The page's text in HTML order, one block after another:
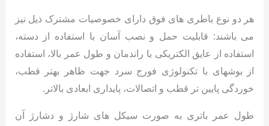
هر دو نوع باطری های فوق دارای خصوصیات مشترک ذیل نیز
می باشند: قابلیت حمل و نصب آسان با استفاده از دسته،
استفاده از عایق الکتریکی با راندمان و طول عمر بالا، استفاده
از بوشهای با تکنولوژی فورج سرد جهت ظاهر بهتر قطب،
خوردگی پایین تر قطب و اتصالات، پایداری ابعادی بالاتر.
طول عمر باتری به صورت سیکل های شارژ و دشارژ آن